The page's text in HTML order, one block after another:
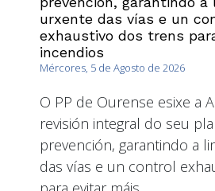
urxente das vías e un
exhaustivo dos trens
incendios
Mércores, 5 de Agosto de 2026
O PP de Ourense esixe a
revisión integral do seu
prevención, garantindo a
das vías e un control